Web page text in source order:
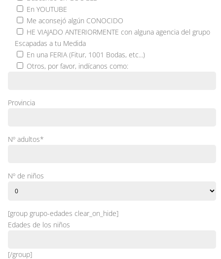
En YOUTUBE
Me aconsejó algún CONOCIDO
HE VIAJADO ANTERIORMENTE con alguna agencia del grupo
Escapadas a tu Medida
En una FERIA (Fitur, 1001 Bodas, etc...)
Otros, por favor, indícanos como:
Provincia
Nº adultos*
Nº de niños
[group grupo-edades clear_on_hide]
Edades de los niños
[/group]